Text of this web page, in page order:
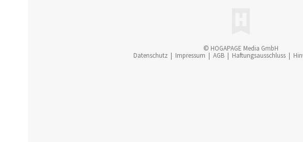
© HOGAPAGE Media GmbH
Datenschutz
Impressum AGB Haftungsausschluss